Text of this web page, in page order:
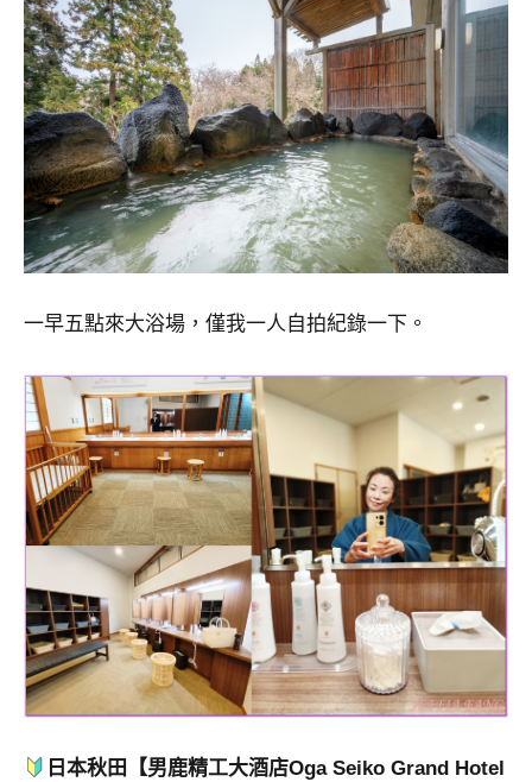
一早五點來大浴場，僅我一人自拍紀錄一下。
日本秋田【男鹿精工大酒店Oga Seiko Grand Hotel